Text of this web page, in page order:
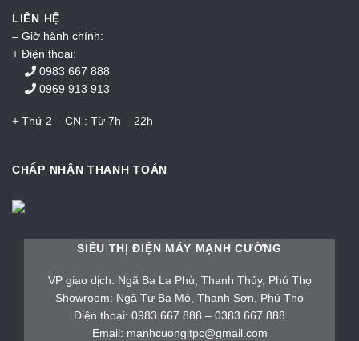
LIÊN HỆ
– Giờ hành chính:
+ Điện thoại:
0983 667 888
0969 913 913
+ Thứ 2 – CN : Từ 7h – 22h
CHẤP NHẬN THANH TOÁN
SIÊU THỊ ĐIỆN MÁY MẠNH CƯỜNG
VP giao dịch: Ngã Ba La Phù, Thanh Thủy, Phú Thọ
Showroom: Ngã Tư Ba Mỏ, Thanh Sơn, Phú Thọ
Điện thoại: 0983 667 888 – 0383 667 888
Email: manhcuongitpc@gmail.com